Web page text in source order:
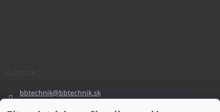
bbtechnik@bbtechnik.sk